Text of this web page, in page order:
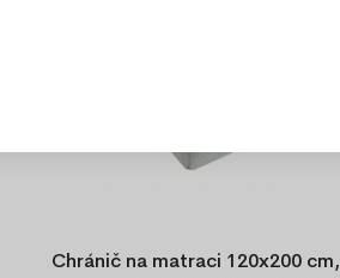
Chránič na matraci 120x200 cm,